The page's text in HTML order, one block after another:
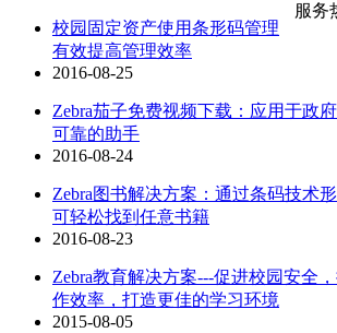
服务
校园固定资产使用条形码管理
有效提高管理效率
2016-08-25
Zebra茄子免费视频下载：应用于政
可靠的助手
2016-08-24
Zebra图书解决方案：通过条码技术
可轻松找到任意书籍
2016-08-23
Zebra教育解决方案---促进校园安全
作效率，打造更佳的学习环境
2015-08-05